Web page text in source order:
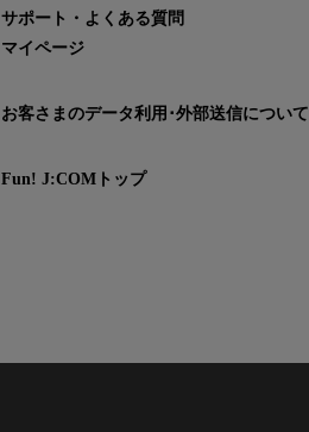
サポート・よくある質問
マイページ
お客さまのデータ利用･外部送信について
Fun! J:COMトップ